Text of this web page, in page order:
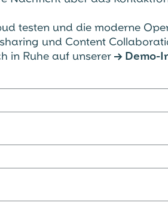
testen und die moderne
und Content
in Ruhe auf unserer → Demo-